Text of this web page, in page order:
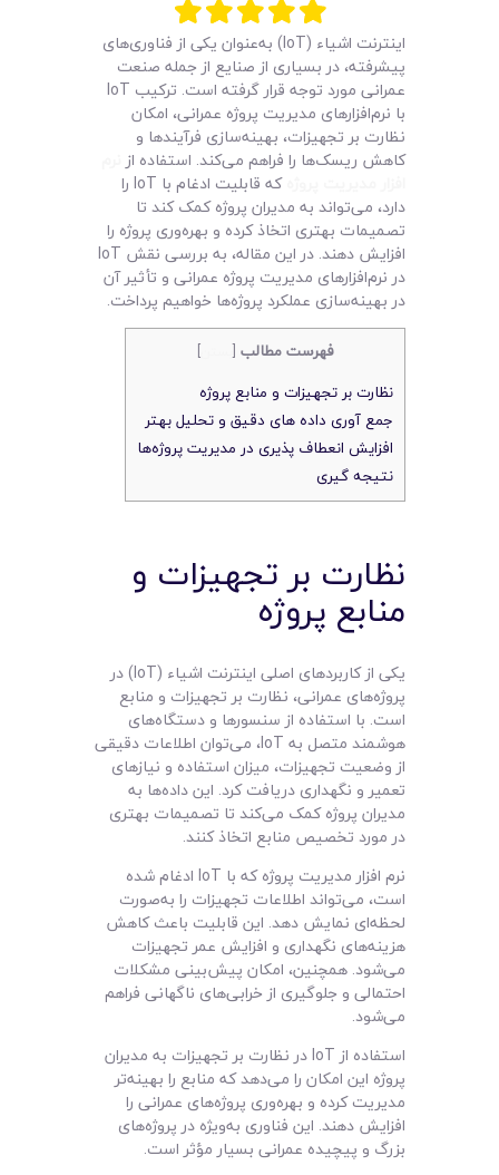
اینترنت اشیاء (IoT) به‌عنوان یکی از فناوری‌های
پیشرفته، در بسیاری از صنایع از جمله صنعت
عمرانی مورد توجه قرار گرفته است. ترکیب IoT
با نرم‌افزارهای مدیریت پروژه عمرانی، امکان
نظارت بر تجهیزات، بهینه‌سازی فرآیندها و
کاهش ریسک‌ها را فراهم می‌کند. استفاده از
که قابلیت ادغام با IoT را
دارد، می‌تواند به مدیران پروژه کمک کند تا
تصمیمات بهتری اتخاذ کرده و بهره‌وری پروژه را
افزایش دهند. در این مقاله، به بررسی نقش IoT
در نرم‌افزارهای مدیریت پروژه عمرانی و تأثیر آن
در بهینه‌سازی عملکرد پروژه‌ها خواهیم پرداخت.
فهرست مطالب [بستن]
نظارت بر تجهیزات و منابع پروژه
جمع‌ آوری داده‌ های دقیق و تحلیل بهتر
افزایش انعطاف‌ پذیری در مدیریت پروژه‌ها
نتیجه‌ گیری
نظارت بر تجهیزات و
منابع پروژه
یکی از کاربردهای اصلی اینترنت اشیاء (IoT) در
پروژه‌های عمرانی، نظارت بر تجهیزات و منابع
است. با استفاده از سنسورها و دستگاه‌های
هوشمند متصل به IoT، می‌توان اطلاعات دقیقی
از وضعیت تجهیزات، میزان استفاده و نیازهای
تعمیر و نگهداری دریافت کرد. این داده‌ها به
مدیران پروژه کمک می‌کند تا تصمیمات بهتری
در مورد تخصیص منابع اتخاذ کنند.
نرم افزار مدیریت پروژه که با IoT ادغام شده
است، می‌تواند اطلاعات تجهیزات را به‌صورت
لحظه‌ای نمایش دهد. این قابلیت باعث کاهش
هزینه‌های نگهداری و افزایش عمر تجهیزات
می‌شود. همچنین، امکان پیش‌بینی مشکلات
احتمالی و جلوگیری از خرابی‌های ناگهانی فراهم
می‌شود.
استفاده از IoT در نظارت بر تجهیزات به مدیران
پروژه این امکان را می‌دهد که منابع را بهینه‌تر
مدیریت کرده و بهره‌وری پروژه‌های عمرانی را
افزایش دهند. این فناوری به‌ویژه در پروژه‌های
بزرگ و پیچیده عمرانی بسیار مؤثر است.